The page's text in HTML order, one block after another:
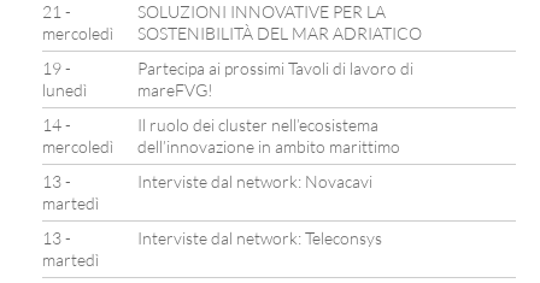
21 -
mercoledì
SOLUZIONI INNOVATIVE PER LA
SOSTENIBILITÀ DEL MAR ADRIATICO
19 -
lunedì
Partecipa ai prossimi Tavoli di lavoro di
mareFVG!
14 -
mercoledì
Il ruolo dei cluster nell’ecosistema
dell’innovazione in ambito marittimo
13 -
martedì
Interviste dal network: Novacavi
13 -
martedì
Interviste dal network: Teleconsys